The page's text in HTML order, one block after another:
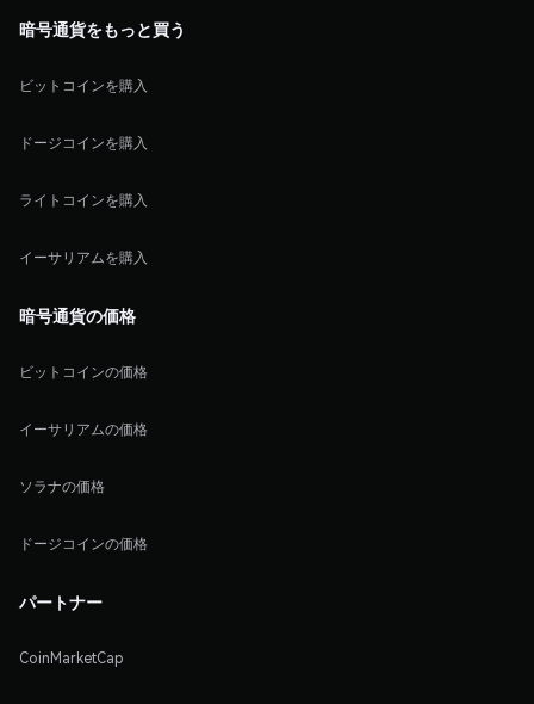
暗号通貨をもっと買う
ビットコインを購入
ドージコインを購入
ライトコインを購入
イーサリアムを購入
暗号通貨の価格
ビットコインの価格
イーサリアムの価格
ソラナの価格
ドージコインの価格
パートナー
CoinMarketCap